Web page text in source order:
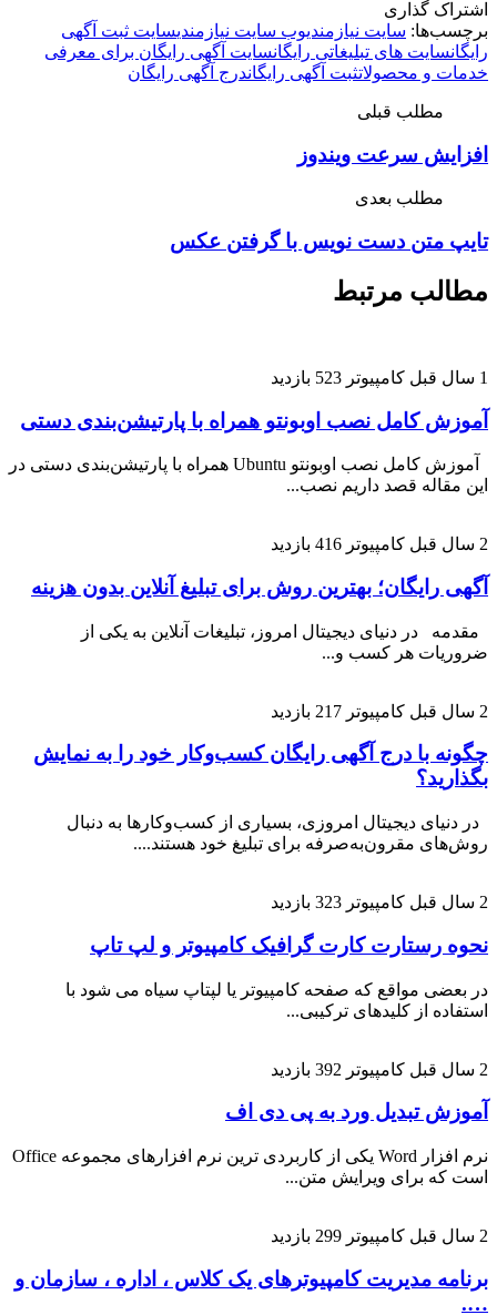
سایت نیازمندیوب سایت نیازمندیسایت ثبت آگهی
های تبلیغاتی رایگانسایت آگهی رایگان برای معرفی
محصولاتثبت آگهی رایگاندرج آگهی رایگان
قبلی
سرعت ویندوز
بعدی
دست نویس با گرفتن عکس
مرتبط
کامپیوتر 523 بازدید
نصب اوبونتو همراه با پارتیشن‌بندی دستی
آموزش کامل نصب اوبونتو Ubuntu همراه با پارتیشن‌بندی دستی در
قصد داریم نصب...
کامپیوتر 416 بازدید
بهترین روش برای تبلیغ آنلاین بدون هزینه
دنیای دیجیتال امروز، تبلیغات آنلاین به یکی از
هر کسب و...
کامپیوتر 217 بازدید
درج آگهی رایگان کسب‌وکار خود را به نمایش
دیجیتال امروزی، بسیاری از کسب‌وکارها به دنبال
برای تبلیغ خود هستند....
کامپیوتر 323 بازدید
کارت گرافیک کامپیوتر و لپ تاپ
که صفحه کامپیوتر یا لپتاپ سیاه می شود با
کلیدهای ترکیبی...
کامپیوتر 392 بازدید
ورد به پی دی اف
نرم افزار Word یکی از کاربردی ترین نرم افزارهای مجموعه Office
ویرایش متن...
کامپیوتر 299 بازدید
مدیریت کامپیوترهای یک کلاس ، اداره ، سازمان و